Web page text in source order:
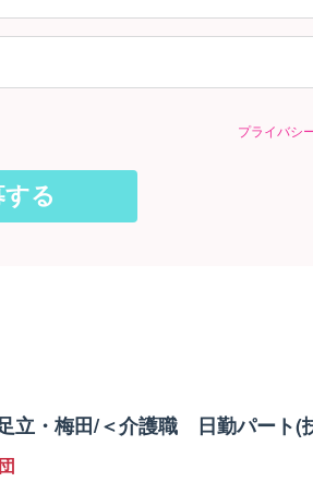
プライバシ
立・梅田/＜介護職 日勤パート(